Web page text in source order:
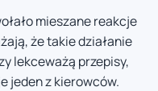
mieszane reakcje
że takie działanie
lekceważą przepisy,
jeden z kierowców.